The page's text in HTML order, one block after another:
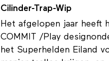
Cilinder-Trap-Wip
Het afgelopen jaar heeft
COMMIT /Play
het Superhelden Eiland